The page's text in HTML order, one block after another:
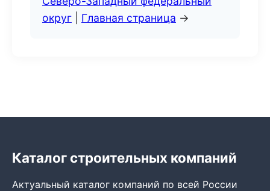
округ
Главная страница →
Каталог строительных компаний
Актуальный каталог компаний по всей России